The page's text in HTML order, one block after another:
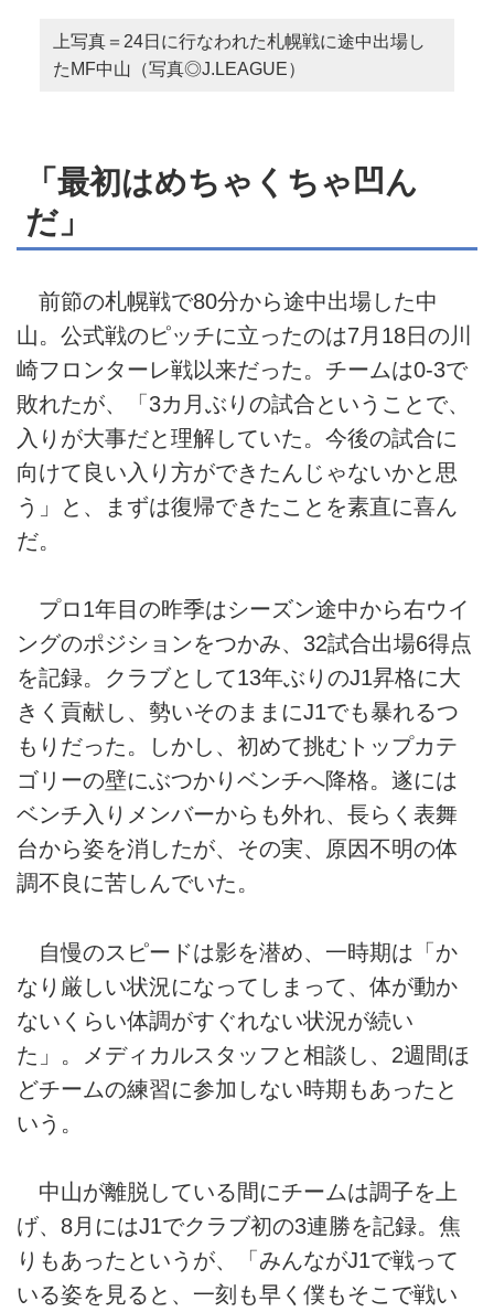
上写真＝24日に行なわれた札幌戦に途中出場し
たMF中山（写真◎J.LEAGUE）
「最初はめちゃくちゃ凹ん
だ」
前節の札幌戦で80分から途中出場した中
山。公式戦のピッチに立ったのは7月18日の川
崎フロンターレ戦以来だった。チームは0-3で
敗れたが、「3カ月ぶりの試合ということで、
入りが大事だと理解していた。今後の試合に
向けて良い入り方ができたんじゃないかと思
う」と、まずは復帰できたことを素直に喜ん
だ。
プロ1年目の昨季はシーズン途中から右ウイ
ングのポジションをつかみ、32試合出場6得点
を記録。クラブとして13年ぶりのJ1昇格に大
きく貢献し、勢いそのままにJ1でも暴れるつ
もりだった。しかし、初めて挑むトップカテ
ゴリーの壁にぶつかりベンチへ降格。遂には
ベンチ入りメンバーからも外れ、長らく表舞
台から姿を消したが、その実、原因不明の体
調不良に苦しんでいた。
自慢のスピードは影を潜め、一時期は「か
なり厳しい状況になってしまって、体が動か
ないくらい体調がすぐれない状況が続い
た」。メディカルスタッフと相談し、2週間ほ
どチームの練習に参加しない時期もあったと
いう。
中山が離脱している間にチームは調子を上
げ、8月にはJ1でクラブ初の3連勝を記録。焦
りもあったというが、「みんながJ1で戦って
いる姿を見ると、一刻も早く僕もそこで戦い